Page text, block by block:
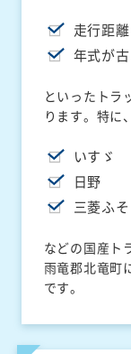
走行距
年式が
といったトラ
ります。特に、
いすゞ
日野
三菱ふそ
などの国産ト
雨竜郡北竜町
です。